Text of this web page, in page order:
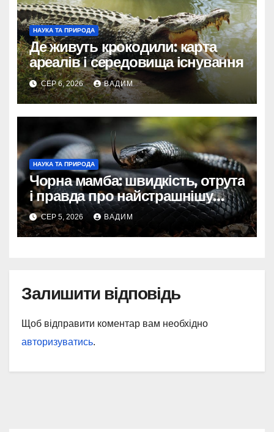
НАУКА ТА ПРИРОДА
Де живуть крокодили: карта
ареалів і середовища існування
СЕР 6, 2026 ВАДИМ
НАУКА ТА ПРИРОДА
Чорна мамба: швидкість, отрута
і правда про найстрашнішу
змію Африки
СЕР 5, 2026 ВАДИМ
Залишити відповідь
Щоб відправити коментар вам необхідно
авторизуватись.